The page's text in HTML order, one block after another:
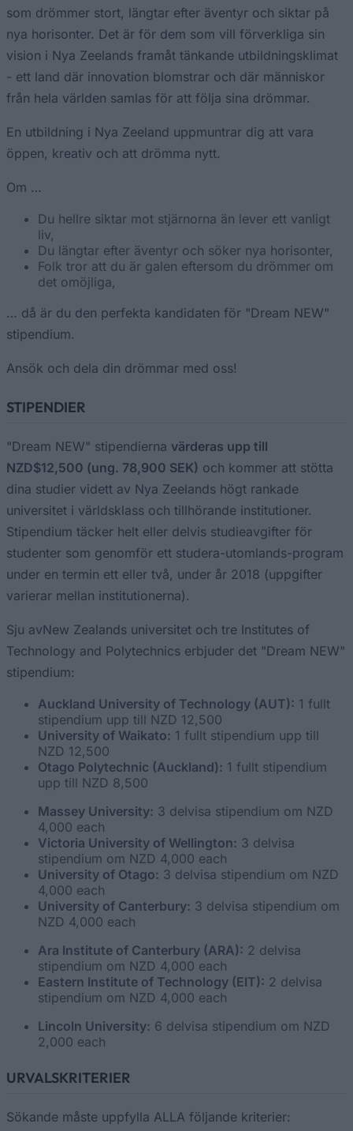
som drömmer stort, längtar efter äventyr och siktar på
nya horisonter. Det är för dem som vill förverkliga sin
vision i Nya Zeelands framåt tänkande utbildningsklimat
- ett land där innovation blomstrar och där människor
från hela världen samlas för att följa sina drömmar.
En utbildning i Nya Zeeland uppmuntrar dig att vara
öppen, kreativ och att drömma nytt.
Om …
Du hellre siktar mot stjärnorna än lever ett vanligt
liv,
Du längtar efter äventyr och söker nya horisonter,
Folk tror att du är galen eftersom du drömmer om
det omöjliga,
… då är du den perfekta kandidaten för "Dream NEW"
stipendium.
Ansök och dela din drömmar med oss!
STIPENDIER
"Dream NEW" stipendierna värderas upp till
NZD$12,500 (ung. 78,900 SEK) och kommer att stötta
dina studier vidett av Nya Zeelands högt rankade
universitet i världsklass och tillhörande institutioner.
Stipendium täcker helt eller delvis studieavgifter för
studenter som genomför ett studera-utomlands-program
under en termin ett eller två, under år 2018 (uppgifter
varierar mellan institutionerna).
Sju avNew Zealands universitet och tre Institutes of
Technology and Polytechnics erbjuder det "Dream NEW"
stipendium:
Auckland University of Technology (AUT): 1 fullt
stipendium upp till NZD 12,500
University of Waikato: 1 fullt stipendium upp till
NZD 12,500
Otago Polytechnic (Auckland): 1 fullt stipendium
upp till NZD 8,500
Massey University: 3 delvisa stipendium om NZD
4,000 each
Victoria University of Wellington: 3 delvisa
stipendium om NZD 4,000 each
University of Otago: 3 delvisa stipendium om NZD
4,000 each
University of Canterbury: 3 delvisa stipendium om
NZD 4,000 each
Ara Institute of Canterbury (ARA): 2 delvisa
stipendium om NZD 4,000 each
Eastern Institute of Technology (EIT): 2 delvisa
stipendium om NZD 4,000 each
Lincoln University: 6 delvisa stipendium om NZD
2,000 each
URVALSKRITERIER
Sökande måste uppfylla ALLA följande kriterier: